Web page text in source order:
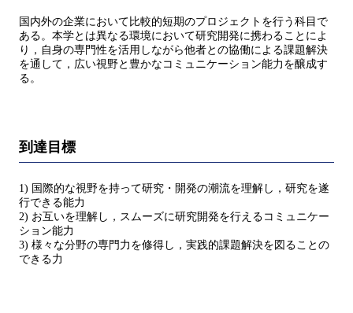
国内外の企業において比較的短期のプロジェクトを行う科目で
ある。本学とは異なる環境において研究開発に携わることによ
り，自身の専門性を活用しながら他者との協働による課題解決
を通して，広い視野と豊かなコミュニケーション能力を醸成す
る。
到達目標
1) 国際的な視野を持って研究・開発の潮流を理解し，研究を遂
行できる能力
2) お互いを理解し，スムーズに研究開発を行えるコミュニケー
ション能力
3) 様々な分野の専門力を修得し，実践的課題解決を図ることの
できる力